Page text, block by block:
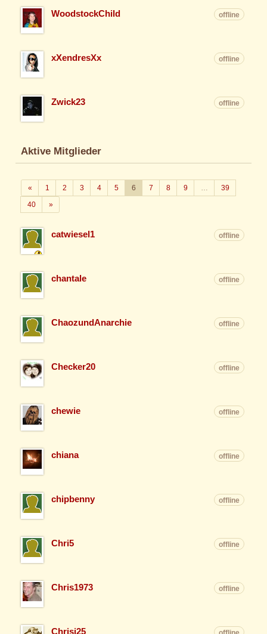
WoodstockChild offline
xXendresXx offline
Zwick23 offline
Aktive Mitglieder
«Zurück
1 2 3 4 5 6 7 8 9 …
39
40
»Weiter
catwiesel1 offline
chantale offline
ChaozundAnarchie offline
Checker20 offline
chewie offline
chiana offline
chipbenny offline
Chri5 offline
Chris1973 offline
Chrisi25